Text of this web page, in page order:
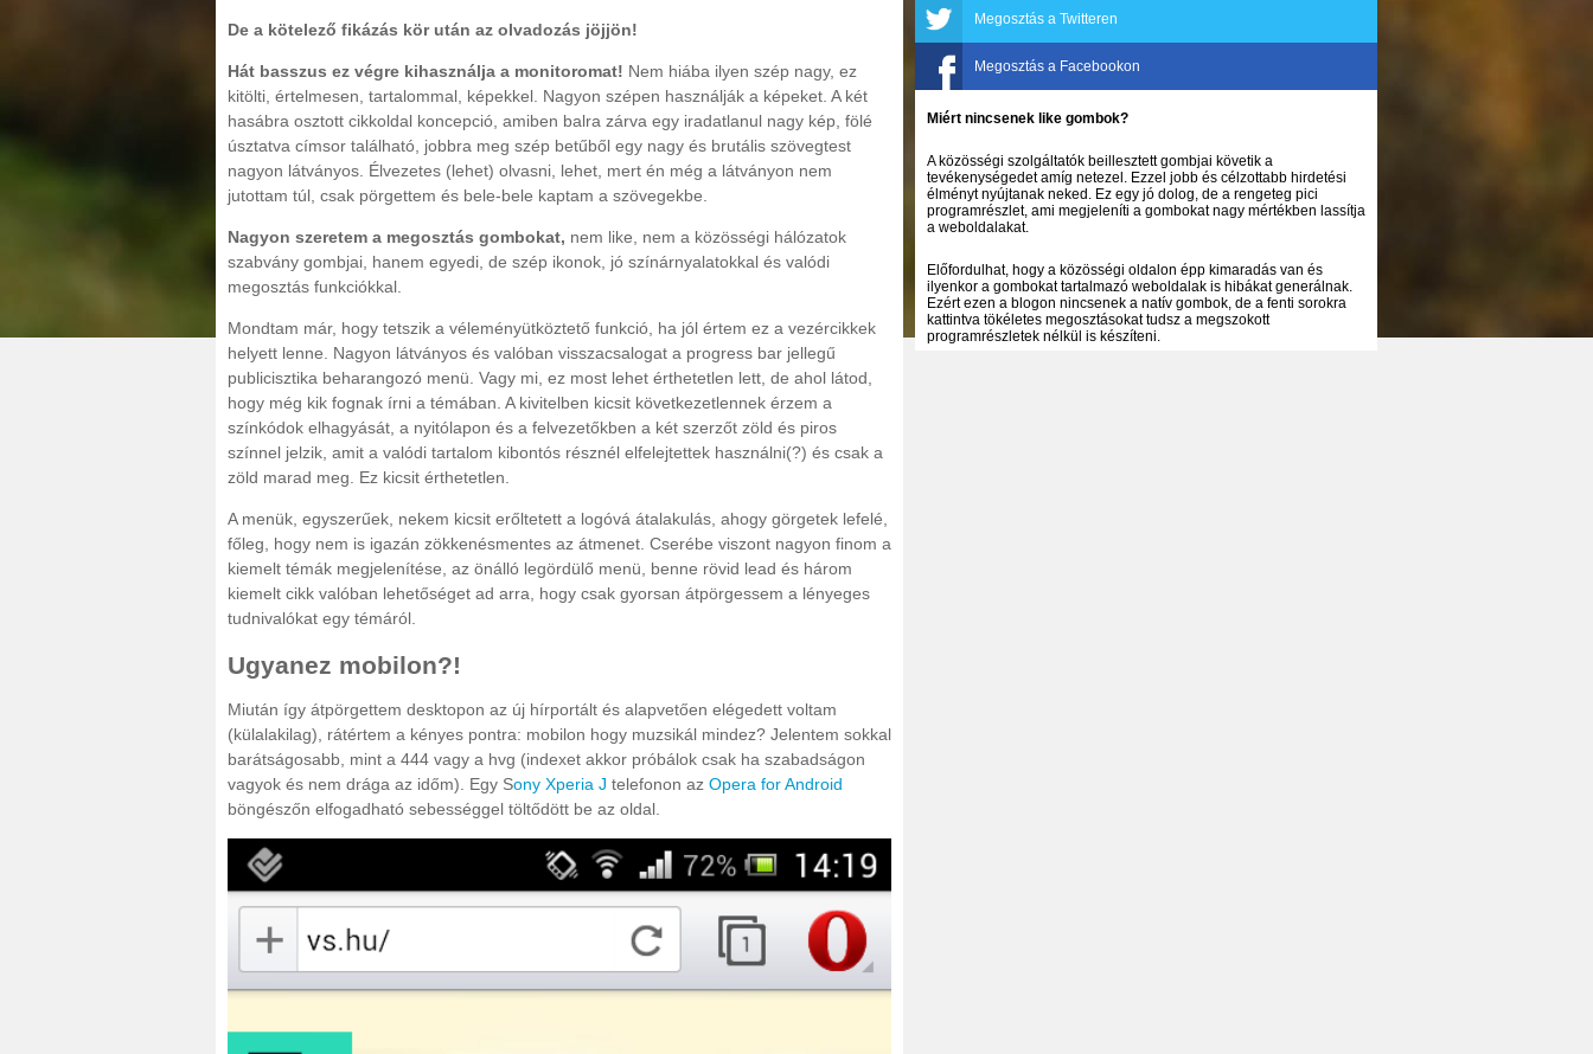
De a kötelező fikázás kör után az olvadozás jöjjön!
Hát basszus ez végre kihasználja a monitoromat! Nem hiába ilyen szép nagy, ez
kitölti, értelmesen, tartalommal, képekkel. Nagyon szépen használják a képeket. A két
hasábra osztott cikkoldal koncepció, amiben balra zárva egy iradatlanul nagy kép, fölé
úsztatva címsor található, jobbra meg szép betűből egy nagy és brutális szövegtest
nagyon látványos. Élvezetes (lehet) olvasni, lehet, mert én még a látványon nem
jutottam túl, csak pörgettem és bele-bele kaptam a szövegekbe.
Nagyon szeretem a megosztás gombokat, nem like, nem a közösségi hálózatok
szabvány gombjai, hanem egyedi, de szép ikonok, jó színárnyalatokkal és valódi
megosztás funkciókkal.
Mondtam már, hogy tetszik a véleményütköztető funkció, ha jól értem ez a vezércikkek
helyett lenne. Nagyon látványos és valóban visszacsalogat a progress bar jellegű
publicisztika beharangozó menü. Vagy mi, ez most lehet érthetetlen lett, de ahol látod,
hogy még kik fognak írni a témában. A kivitelben kicsit következetlennek érzem a
színkódok elhagyását, a nyitólapon és a felvezetőkben a két szerzőt zöld és piros
színnel jelzik, amit a valódi tartalom kibontós résznél elfelejtettek használni(?) és csak a
zöld marad meg. Ez kicsit érthetetlen.
A menük, egyszerűek, nekem kicsit erőltetett a logóvá átalakulás, ahogy görgetek lefelé,
főleg, hogy nem is igazán zökkenésmentes az átmenet. Cserébe viszont nagyon finom a
kiemelt témák megjelenítése, az önálló legördülő menü, benne rövid lead és három
kiemelt cikk valóban lehetőséget ad arra, hogy csak gyorsan átpörgessem a lényeges
tudnivalókat egy témáról.
Ugyanez mobilon?!
Miután így átpörgettem desktopon az új hírportált és alapvetően elégedett voltam
(külalakilag), rátértem a kényes pontra: mobilon hogy muzsikál mindez? Jelentem sokkal
barátságosabb, mint a 444 vagy a hvg (indexet akkor próbálok csak ha szabadságon
vagyok és nem drága az időm). Egy Sony Xperia J telefonon az Opera for Android
böngészőn elfogadható sebességgel töltődött be az oldal.
Megosztás a Twitteren
Megosztás a Facebookon
Miért nincsenek like gombok?
A közösségi szolgáltatók beillesztett gombjai követik a
tevékenységedet amíg netezel. Ezzel jobb és célzottabb hirdetési
élményt nyújtanak neked. Ez egy jó dolog, de a rengeteg pici
programrészlet, ami megjeleníti a gombokat nagy mértékben lassítja
a weboldalakat.
Előfordulhat, hogy a közösségi oldalon épp kimaradás van és
ilyenkor a gombokat tartalmazó weboldalak is hibákat generálnak.
Ezért ezen a blogon nincsenek a natív gombok, de a fenti sorokra
kattintva tökéletes megosztásokat tudsz a megszokott
programrészletek nélkül is készíteni.